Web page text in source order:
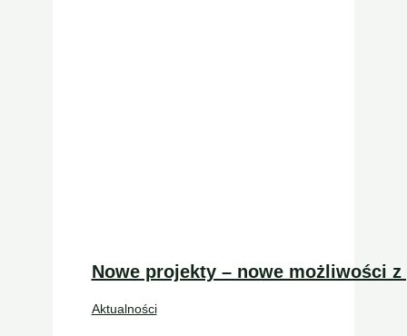
Nowe projekty – nowe możliwości
Aktualności